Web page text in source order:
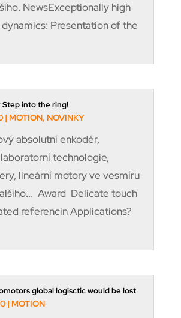
NewsExceptionally high
Presentation of the
Step into the ring!
| MOTION, NOVINKY
absolutní enkodér,
technologie,
lineární motory ve vesmíru
Award Delicate touch
referencin Applications?
global logisctic would be lost
| MOTION